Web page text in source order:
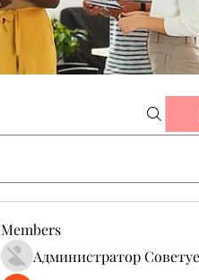
Members
Администратор